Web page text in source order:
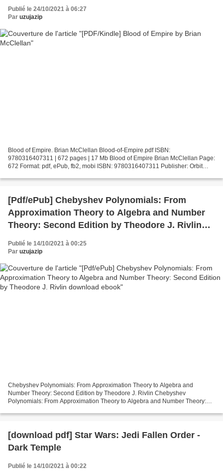
Publié le 24/10/2021 à 06:27
Par uzujazip
Blood of Empire. Brian McClellan Blood-of-Empire.pdf ISBN:
9780316407311 | 672 pages | 17 Mb Blood of Empire Brian McClellan Page:
672 Format: pdf, ePub, fb2, mobi ISBN: 9780316407311 Publisher: Orbit
[Pdf/ePub] Chebyshev Polynomials: From
Approximation Theory to Algebra and Number
Theory: Second Edition by Theodore J. Rivlin
download ebook
Publié le 14/10/2021 à 00:25
Par uzujazip
Chebyshev Polynomials: From Approximation Theory to Algebra and
Number Theory: Second Edition by Theodore J. Rivlin Chebyshev
Polynomials: From Approximation Theory to Algebra and Number Theory:
[download pdf] Star Wars: Jedi Fallen Order -
Dark Temple
Publié le 14/10/2021 à 00:22